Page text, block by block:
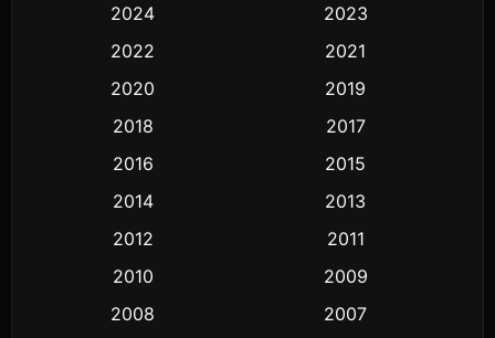
2024
2023
2022
2021
2020
2019
2018
2017
2016
2015
2014
2013
2012
2011
2010
2009
2008
2007